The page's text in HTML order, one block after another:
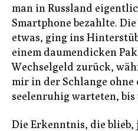
man in Russland
Smartphone bezahlte.
etwas, ging ins
einem daumendicken
Wechselgeld zurück,
mir in der Schlange ohne
seelenruhig warteten,
Die Erkenntnis, die blieb,